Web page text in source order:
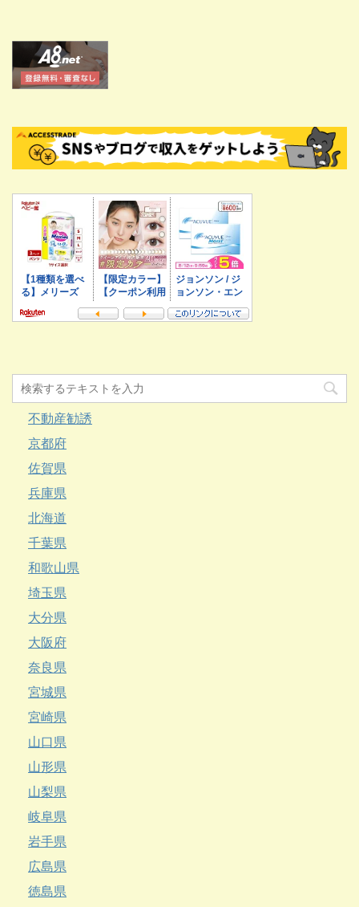
不動産勧誘
京都府
佐賀県
兵庫県
北海道
千葉県
和歌山県
埼玉県
大分県
大阪府
奈良県
宮城県
宮崎県
山口県
山形県
山梨県
岐阜県
岩手県
広島県
徳島県